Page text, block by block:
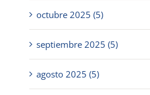
octubre 2025 (5)
septiembre 2025 (5)
agosto 2025 (5)